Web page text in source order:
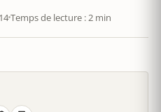
Temps de lecture : 2 min